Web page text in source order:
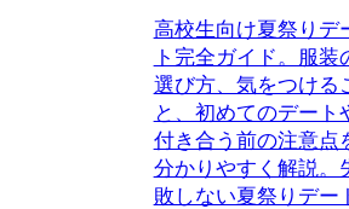
高校生向け夏祭りデ
ト完全ガイド。服装
選び方、気をつける
と、初めてのデート
付き合う前の注意点
分かりやすく解説。
敗しない夏祭りデー